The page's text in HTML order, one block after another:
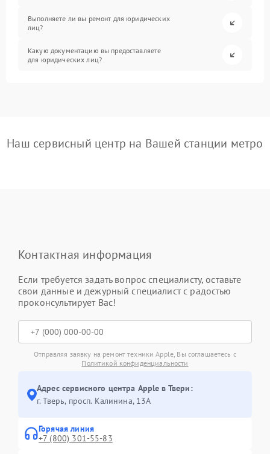
Выполняете ли вы ремонт для юридических
лиц?
Какую документацию вы предоставляете
для юридических лиц?
Наш сервисный центр на Вашей станции метро
Контактная информация
Если требуется задать вопрос специалисту, оставьте
свои данные и дежурный специалист с радостью
проконсультирует Вас!
Отправляя заявку на ремонт техники Apple, Вы соглашаетесь с
Политикой конфиденциальности
Адрес сервисного центра Apple в Твери:
г. Тверь, просп. Калинина, 13А
Горячая линия
+7 (800) 301-55-83